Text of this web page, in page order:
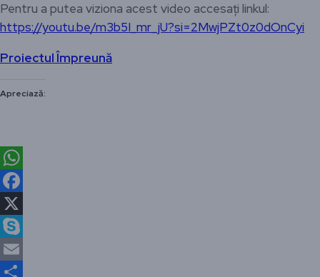
Pentru a putea viziona acest video accesați linkul:
https://youtu.be/m3b5I_mr_jU?si=2MwjPZt0z0dOnCyi
Proiectul Împreună
Apreciază:
WhatsApp
Facebook
X
Skype
Email